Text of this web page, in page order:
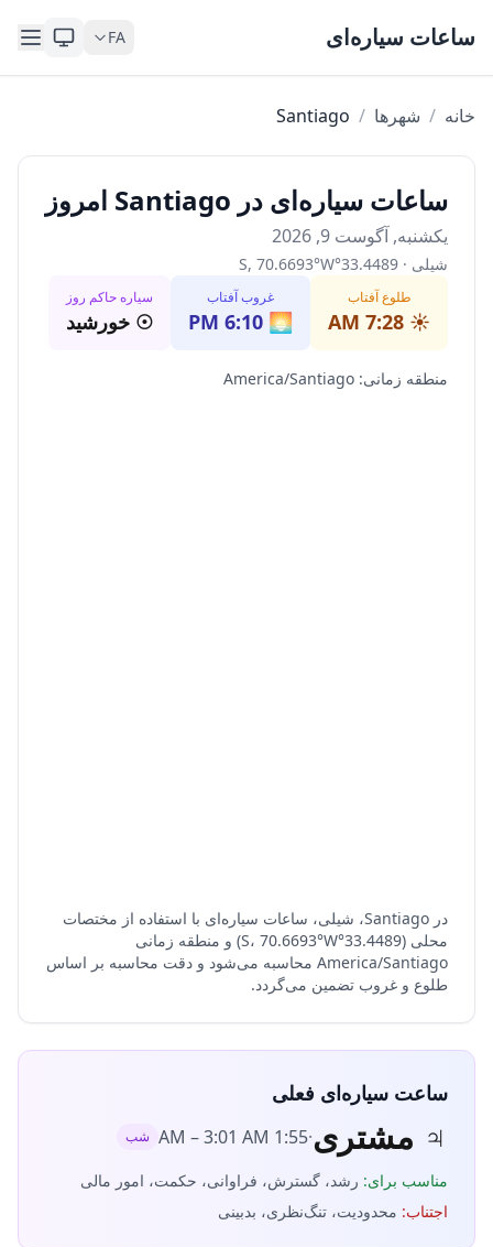
ساعات سیاره‌ای FA
خانه / شهرها /
Santiago
ساعات سیاره‌ای در Santiago امروز
یکشنبه, آگوست 9, 2026
شیلی ·
33.4489
°
S, 70.6693°W
طلوع آفتاب
☀️
7:28 AM
غروب آفتاب
🌅
6:10 PM
سیاره حاکم روز
☉ خورشید
منطقه زمانی:
America/Santiago
در Santiago، شیلی، ساعات سیاره‌ای با استفاده از مختصات
محلی (33.4489°S، 70.6693°W) و منطقه زمانی
America/Santiago محاسبه می‌شود و دقت محاسبه بر اساس
طلوع و غروب تضمین می‌گردد.
ساعت سیاره‌ای فعلی
♃ مشتری·
1:55 AM
–3:01 AM شب
مناسب برای: رشد، گسترش، فراوانی، حکمت، امور مالی
اجتناب: محدودیت، تنگ‌نظری، بدبینی